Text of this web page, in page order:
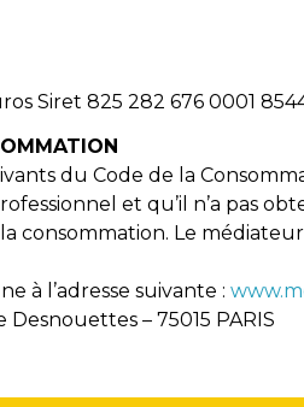
Siret 825 282 676 0001
du Code de la
et qu’il n’a pas
Le médiateur
à l’adresse suivante :
Desnouettes – 75015 PARIS